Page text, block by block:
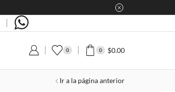
0 0 $0.00
Ir a la página anterior